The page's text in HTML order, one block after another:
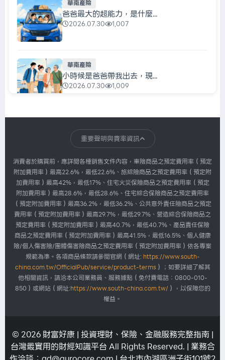
華南產險
爸爸最大的超能力，是什麼...
2026.07.30 1,007
華南產險
小時候是爸爸帶我出去，現...
2026.07.30 1,009
每天都在充電，真正該充的...
2026.07.30 1,007
華南產險
我們忙著搶票，主辦單位忙...
2026.07.30 1,007
重要聲明與費率資訊
消費者於購買前，應詳閱各種銷售文件內容，車險商品之預定費用率（預定
附加費用率）最高22.6%，最低22.6%、旅綜險商品之預定費用率（預定附
加費用率）最高42%，最低17%、住宅火災保險商品之預定費用率（預定
附加費用率）最高28.6%，最低28.6%、住宅綜合保險商品之預定費用率
（預定附加費用率）最高36.2%，最低36.2%、公共意外責任險商品之預定
費用率（預定附加費用率）最高29.7%，最低29.7%、營造綜合保險商品之
預定費用率（預定附加費用率）最高40.7%，最低40.7%、產品責任保險
商品之預定費用率（預定附加費用率）最高41.5%，最低16.5%、個人健康
險/個人傷害險/團體傷害險商品之預定費用率（預定附加費用率）依各專案
規範為準。各項商品條款請參閱官網（網址: https://www.south-
china.com.tw/OfficialPub/service/product-terms ）；如要詳細了解其
他相關資訊，請洽本公司業務員、服務據點（免付費電話：0800-010-
850）或網站（網址:https://www.south-china.com.tw/ ），以保障您的
權益。
© 2026 財富好康 | 投資理財、保險、金融服務完整指南 |
台灣最實用的財經知識平台 All Rights Reserved. | 業務合